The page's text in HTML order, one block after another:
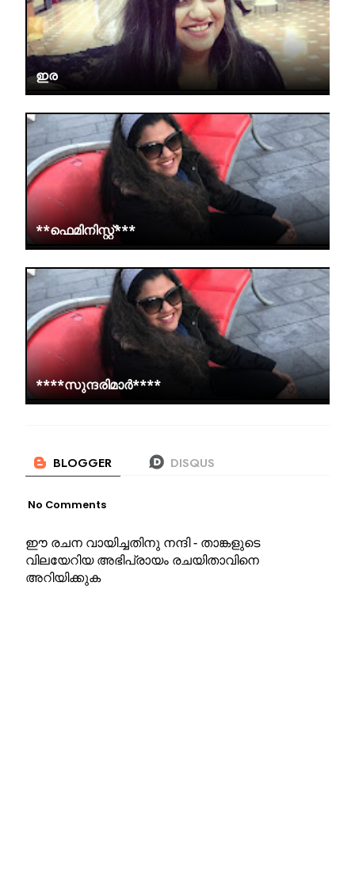
ഇര
**ഫെമിനിസ്റ്റ്***
****സുന്ദരിമാർ****
No Comments
ഈ രചന വായിച്ചതിനു നന്ദി - താങ്കളുടെ
വിലയേറിയ അഭിപ്രായം രചയിതാവിനെ
അറിയിക്കുക